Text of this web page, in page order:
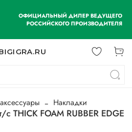
ОФИЦИАЛЬНЫЙ ДИЛЕР ВЕДУЩЕГО
РОССИЙСКОГО ПРОИЗВОДИТЕЛЯ
Накладки
THICK FOAM RUBBER EDGE